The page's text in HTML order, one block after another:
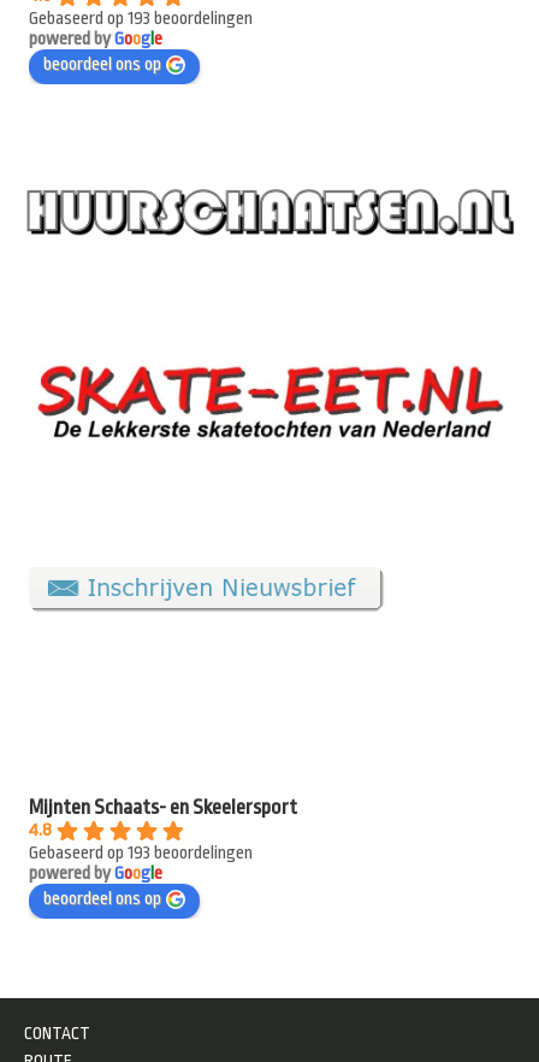
Gebaseerd op 193 beoordelingen
powered byGooge
beoordeel ons op
Mijnten Schaats- en Skeelersport
4.8
Gebaseerd op 193 beoordelingen
powered byGooge
beoordeel ons op
CONTACT